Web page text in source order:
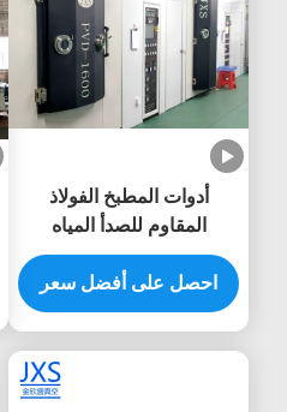
أدوات المطبخ الفولاذ
المقاوم للصدأ المياه
المغسلة الفراغ الطلاء PVD
طلاء آلة
احصل على أفضل سعر